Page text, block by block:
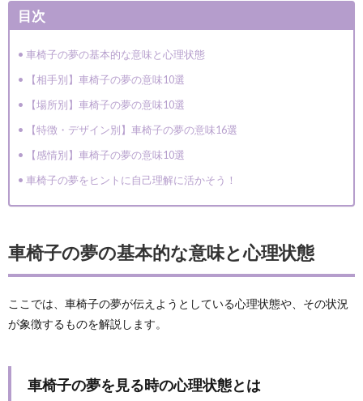
目次
車椅子の夢の基本的な意味と心理状態
【相手別】車椅子の夢の意味10選
【場所別】車椅子の夢の意味10選
【特徴・デザイン別】車椅子の夢の意味16選
【感情別】車椅子の夢の意味10選
車椅子の夢をヒントに自己理解に活かそう！
車椅子の夢の基本的な意味と心理状態
ここでは、車椅子の夢が伝えようとしている心理状態や、その状況
が象徴するものを解説します。
車椅子の夢を見る時の心理状態とは